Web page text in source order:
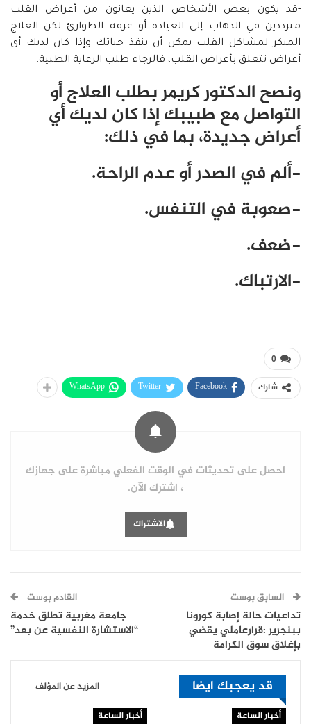
-قد يكون بعض الأشخاص الذين يعانون من أعراض القلب
مترددين في الذهاب إلى العيادة أو غرفة الطوارئ لكن العلاج
المبكر لمشاكل القلب يمكن أن ينقذ حياتك وإذا كان لديك أي
أعراض تتعلق بأعراض القلب، فالرجاء طلب الرعاية الطبية.
ونصح الدكتور كريمر بطلب العلاج أو
التواصل مع طبيبك إذا كان لديك أي
أعراض جديدة، بما في ذلك:
-ألم في الصدر أو عدم الراحة.
-صعوبة في التنفس.
-ضعف.
-الارتباك.
0
شارك Facebook
Twitter
WhatsApp
احصل على تحديثات في الوقت الفعلي مباشرة على جهازك
، اشترك الآن.
الاشتراك
السابق بوست
تداعيات حالة إصابة كورونا
ببنجرير :قرارعاملي يقضي
بإغلاق سوق الكرامة
القادم بوست
جامعة مغربية تطلق خدمة
“الاستشارة النفسية عن بعد”
قد يعجبك ايضا المزيد عن المؤلف
أخبار الساعة أخبار الساعة